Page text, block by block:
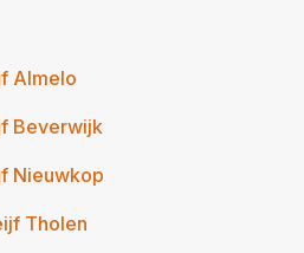
Almelo
Beverwijk
Nieuwkop
Tholen